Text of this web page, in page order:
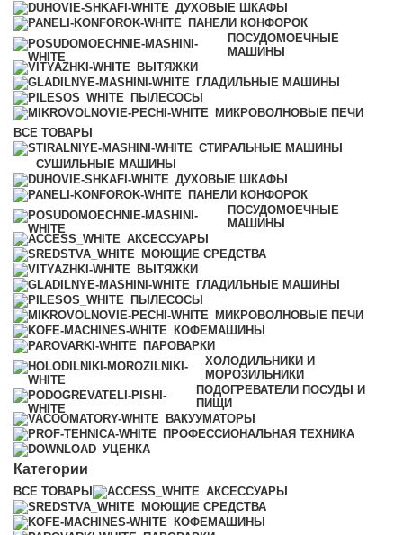
ДУХОВЫЕ ШКАФЫ
ПАНЕЛИ КОНФОРОК
ПОСУДОМОЕЧНЫЕ
МАШИНЫ
ВЫТЯЖКИ
ГЛАДИЛЬНЫЕ МАШИНЫ
ПЫЛЕСОСЫ
МИКРОВОЛНОВЫЕ ПЕЧИ
ВСЕ ТОВАРЫ
СТИРАЛЬНЫЕ МАШИНЫ
СУШИЛЬНЫЕ МАШИНЫ
ДУХОВЫЕ ШКАФЫ
ПАНЕЛИ КОНФОРОК
ПОСУДОМОЕЧНЫЕ
МАШИНЫ
АКСЕССУАРЫ
МОЮЩИЕ СРЕДСТВА
ВЫТЯЖКИ
ГЛАДИЛЬНЫЕ МАШИНЫ
ПЫЛЕСОСЫ
МИКРОВОЛНОВЫЕ ПЕЧИ
КОФЕМАШИНЫ
ПАРОВАРКИ
ХОЛОДИЛЬНИКИ И
МОРОЗИЛЬНИКИ
ПОДОГРЕВАТЕЛИ ПОСУДЫ И
ПИЩИ
ВАКУУМАТОРЫ
ПРОФЕССИОНАЛЬНАЯ ТЕХНИКА
УЦЕНКА
Категории
ВСЕ ТОВАРЫ
АКСЕССУАРЫ
МОЮЩИЕ СРЕДСТВА
КОФЕМАШИНЫ